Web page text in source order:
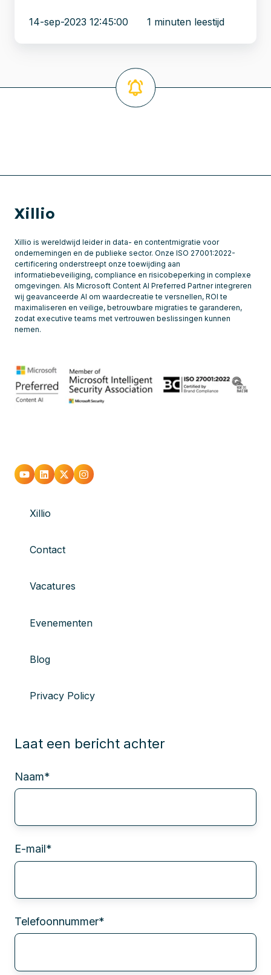
14-sep-2023 12:45:00 1 minuten leestijd
Xillio
Xillio is wereldwijd leider in data- en contentmigratie voor
ondernemingen en de publieke sector. Onze ISO 27001:2022-
certificering onderstreept onze toewijding aan
informatiebeveiliging, compliance en risicobeperking in complexe
omgevingen. Als Microsoft Content AI Preferred Partner integreren
wij geavanceerde AI om waardecreatie te versnellen, ROI te
maximaliseren en veilige, betrouwbare migraties te garanderen,
zodat executive teams met vertrouwen beslissingen kunnen
nemen.
Xillio
Contact
Vacatures
Evenementen
Blog
Privacy Policy
Laat een bericht achter
Naam*
E-mail*
Telefoonnummer*